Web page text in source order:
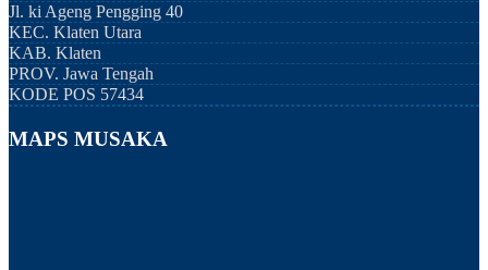
Jl. ki Ageng Pengging 40
KEC. Klaten Utara
KAB. Klaten
PROV. Jawa Tengah
KODE POS 57434
MAPS MUSAKA